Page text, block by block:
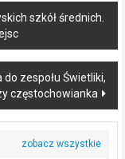
szkół średnich.
zespołu Świetliki,
częstochowianka